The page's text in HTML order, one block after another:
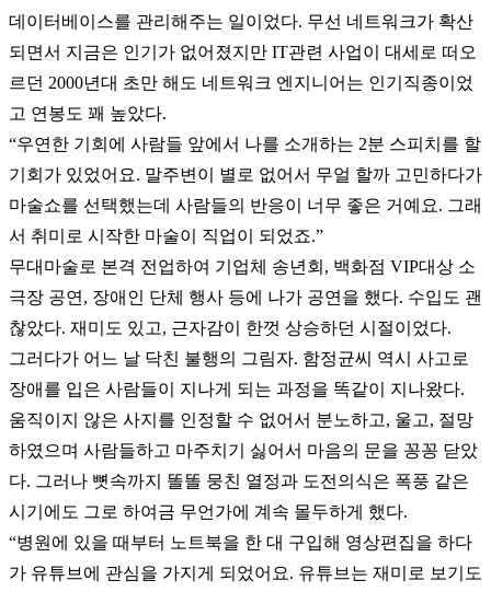
데이터베이스를 관리해주는 일이었다. 무선 네트워크가 확산
되면서 지금은 인기가 없어졌지만 IT관련 사업이 대세로 떠오
르던 2000년대 초만 해도 네트워크 엔지니어는 인기직종이었
고 연봉도 꽤 높았다.
“우연한 기회에 사람들 앞에서 나를 소개하는 2분 스피치를 할
기회가 있었어요. 말주변이 별로 없어서 무얼 할까 고민하다가
마술쇼를 선택했는데 사람들의 반응이 너무 좋은 거예요. 그래
서 취미로 시작한 마술이 직업이 되었죠.”
무대마술로 본격 전업하여 기업체 송년회 , 백화점 VIP대상 소
극장 공연 , 장애인 단체 행사 등에 나가 공연을 했다. 수입도 괜
찮았다. 재미도 있고, 근자감이 한껏 상승하던 시절이었다.
그러다가 어느 날 닥친 불행의 그림자. 함정균씨 역시 사고로
장애를 입은 사람들이 지나게 되는 과정을 똑같이 지나왔다.
움직이지 않은 사지를 인정할 수 없어서 분노하고, 울고, 절망
하였으며 사람들하고 마주치기 싫어서 마음의 문을 꽁꽁 닫았
다. 그러나 뼛속까지 똘똘 뭉친 열정과 도전의식은 폭풍 같은
시기에도 그로 하여금 무언가에 계속 몰두하게 했다.
“병원에 있을 때부터 노트북을 한 대 구입해 영상편집을 하다
가 유튜브에 관심을 가지게 되었어요. 유튜브는 재미로 보기도